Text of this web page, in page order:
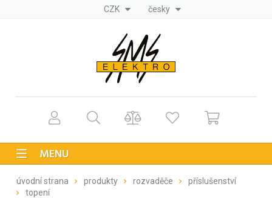
CZK česky
MENU
úvodní strana produkty rozvaděče
příslušenství
topení